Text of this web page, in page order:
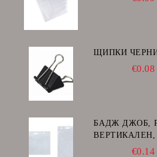
ЩИПКИ
€0.08
БАДЖ ДЖОБ,
ВЕРТИКАЛЕН,
€0.14